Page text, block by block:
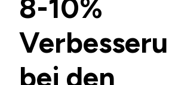
8-10%
bei den